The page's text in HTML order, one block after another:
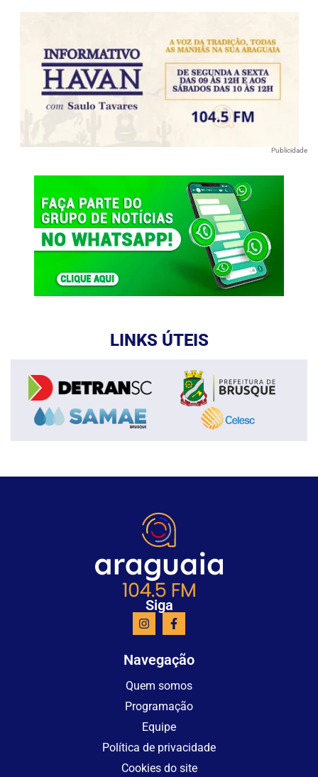
Publicidade
LINKS ÚTEIS
Siga
Navegação
Quem somos
Programação
Equipe
Política de privacidade
Cookies do site